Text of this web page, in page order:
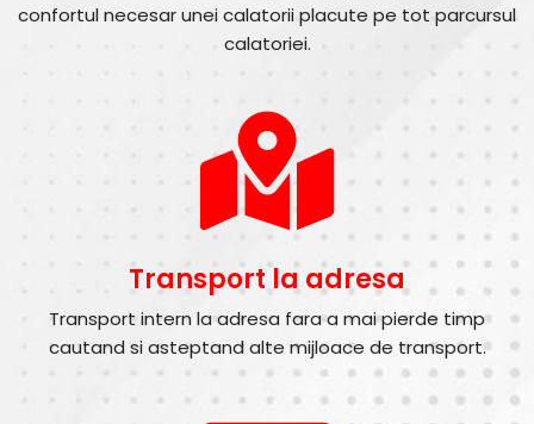
confortul necesar unei calatorii placute pe tot parcursul
calatoriei.
Transport la adresa
Transport intern la adresa fara a mai pierde timp
cautand si asteptand alte mijloace de transport.